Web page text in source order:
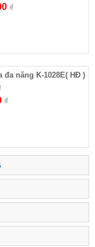
₫
năng K-1028E( HĐ )
₫